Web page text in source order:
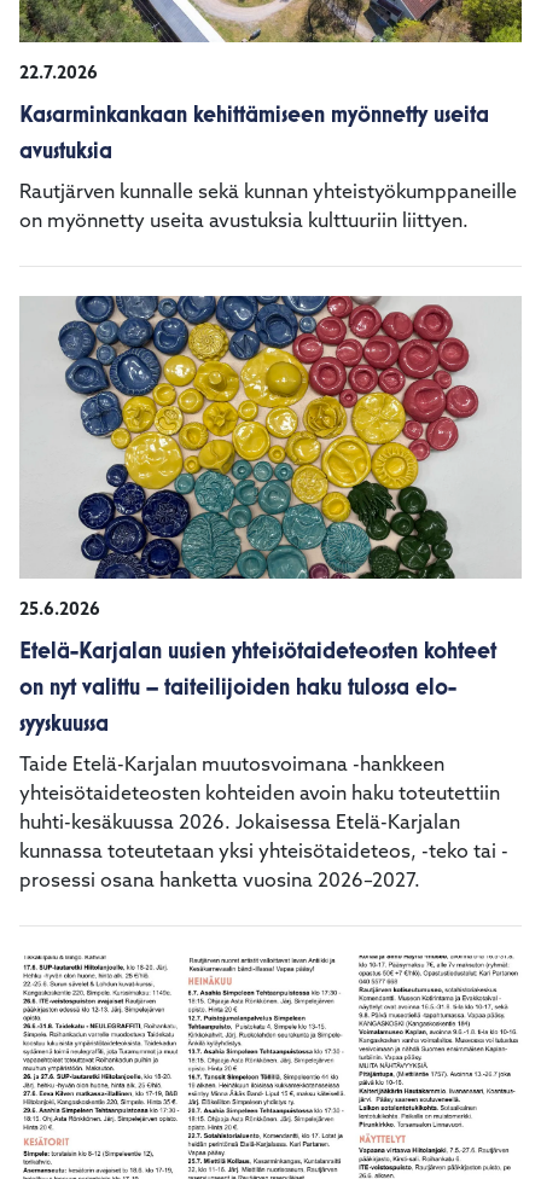
22.7.2026
Kasarminkankaan kehittämiseen myönnetty useita
avustuksia
Rautjärven kunnalle sekä kunnan yhteistyökumppaneille
on myönnetty useita avustuksia kulttuuriin liittyen.
25.6.2026
Etelä-Karjalan uusien yhteisötaideteosten kohteet
on nyt valittu – taiteilijoiden haku tulossa elo-
syyskuussa
Taide Etelä-Karjalan muutosvoimana -hankkeen
yhteisötaideteosten kohteiden avoin haku toteutettiin
huhti-kesäkuussa 2026. Jokaisessa Etelä-Karjalan
kunnassa toteutetaan yksi yhteisötaideteos, -teko tai -
prosessi osana hanketta vuosina 2026–2027.